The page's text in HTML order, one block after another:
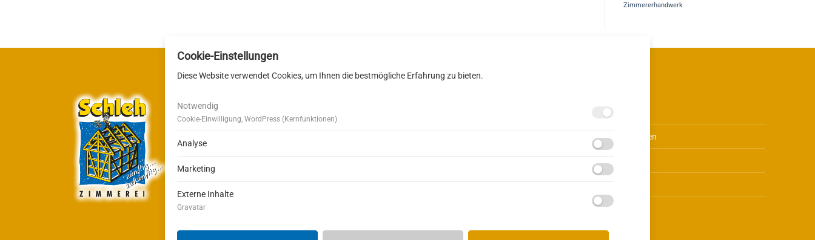
Zimmererhandwerk
Leistungen
Cookie-Einstellungen
Diese Website verwendet Cookies, um Ihnen die bestmögliche Erfahrung zu bieten.
Notwendig
Cookie-Einwilligung, WordPress (Kernfunktionen)
Analyse
Marketing
Externe Inhalte
Gravatar